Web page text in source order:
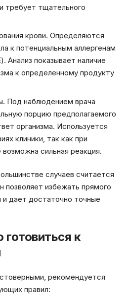
требует тщательного
крови. Определяются
к потенциальным аллергенам
Анализ показывает наличие
к определенному продукту
Под наблюдением врача
порцию предполагаемого
организма. Используется
клиники, так как при
сильная реакция.
случаев считается
позволяет избежать прямого
и дает достаточно точные
готовиться к
рекомендуется
правил: